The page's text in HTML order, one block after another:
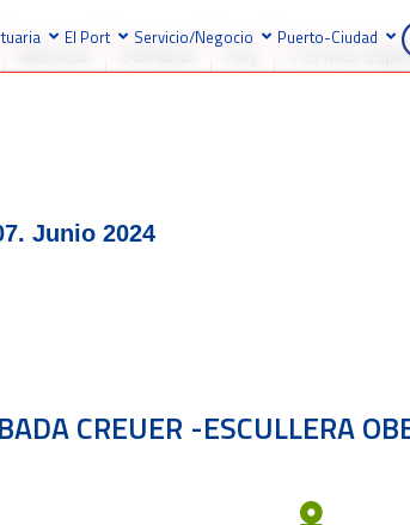
El Port Servicio/Negocio Puerto-Ciudad
Ir al mes
Junio 2024
CREUER -ESCULLERA